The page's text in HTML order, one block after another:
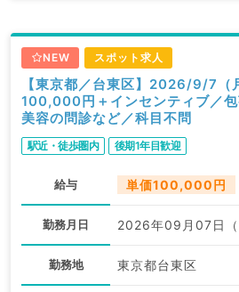
NEW スポット求人
【東京都／台東区】2026/9/7
100,000円＋インセンティブ／包
美容の問診など／科目不問
駅近・徒歩圏内 後期1年目歓迎
給与 単価100,000円
勤務月日 2026年09月07日（
勤務地 東京都台東区